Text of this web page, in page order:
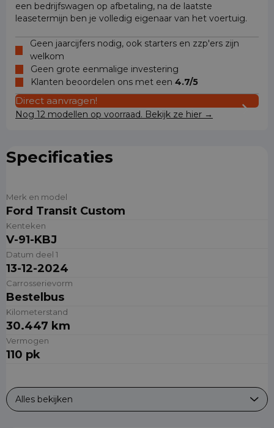
een bedrijfswagen op afbetaling, na de laatste
leasetermijn ben je volledig eigenaar van het voertuig.
Geen jaarcijfers nodig, ook starters en zzp'ers zijn
welkom
Geen grote eenmalige investering
Klanten beoordelen ons met een 4.7/5
Direct aanvragen!
Nog 12 modellen op voorraad. Bekijk ze hier →
Specificaties
Merk en model
Ford Transit Custom
Kenteken
V-91-KBJ
Datum deel 1
13-12-2024
Carrosserievorm
Bestelbus
Kilometerstand
30.447 km
Vermogen
110 pk
Alles bekijken